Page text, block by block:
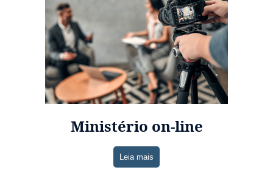
Ministério on-line
Leia mais